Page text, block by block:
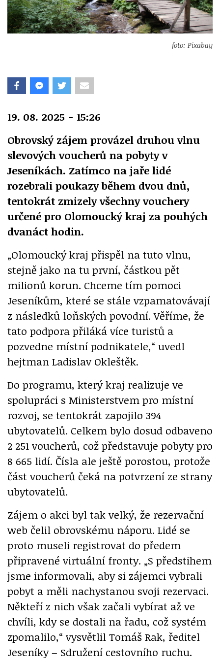
foto: Pixabay
19. 08. 2025 - 15:26
Obrovský zájem provázel druhou vlnu
slevových voucherů na pobyty v
Jeseníkách. Zatímco na jaře lidé
rozebrali poukazy během dvou dnů,
tentokrát zmizely všechny vouchery
určené pro Olomoucký kraj za pouhých
dvanáct hodin.
„Olomoucký kraj přispěl na tuto vlnu,
stejně jako na tu první, částkou pět
milionů korun. Chceme tím pomoci
Jeseníkům, které se stále vzpamatovávají
z následků loňských povodní. Věříme, že
tato podpora přiláká více turistů a
pozvedne místní podnikatele,“ uvedl
hejtman Ladislav Okleštěk.
Do programu, který kraj realizuje ve
spolupráci s Ministerstvem pro místní
rozvoj, se tentokrát zapojilo 394
ubytovatelů. Celkem bylo dosud odbaveno
2 251 voucherů, což představuje pobyty pro
8 665 lidí. Čísla ale ještě porostou, protože
část voucherů čeká na potvrzení ze strany
ubytovatelů.
Zájem o akci byl tak velký, že rezervační
web čelil obrovskému náporu. Lidé se
proto museli registrovat do předem
připravené virtuální fronty. „S předstihem
jsme informovali, aby si zájemci vybrali
pobyt a měli nachystanou svoji rezervaci.
Někteří z nich však začali vybírat až ve
chvíli, kdy se dostali na řadu, což systém
zpomalilo,“ vysvětlil Tomáš Rak, ředitel
Jeseníky – Sdružení cestovního ruchu.